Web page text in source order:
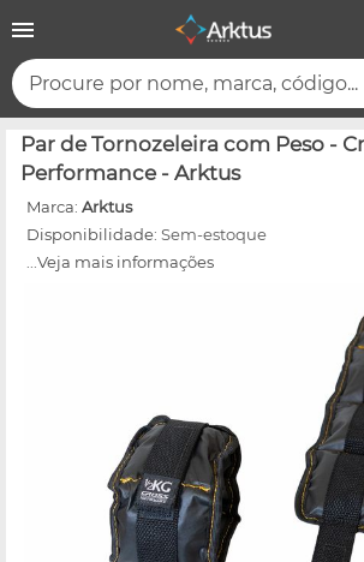
Procure por nome, marca, código...
Par de Tornozeleira com Peso -
Performance - Arktus
Marca: Arktus
Disponibilidade: Sem-estoque
...Veja mais informações